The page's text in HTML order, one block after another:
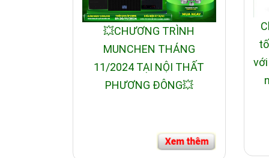
💥CHƯƠNG TRÌNH
MUNCHEN THÁNG
11/2024 TẠI NỘI THẤT
PHƯƠNG ĐÔNG💥